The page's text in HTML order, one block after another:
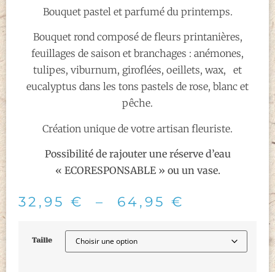
Bouquet pastel et parfumé du printemps.
Bouquet rond composé de fleurs printanières,
feuillages de saison et branchages : anémones,
tulipes, viburnum, giroflées, oeillets, wax, et
eucalyptus dans les tons pastels de rose, blanc et
pêche.
Création unique de votre artisan fleuriste.
Possibilité de rajouter une réserve d’eau
« ECORESPONSABLE » ou un vase.
32,95 € – 64,95 €
Taille